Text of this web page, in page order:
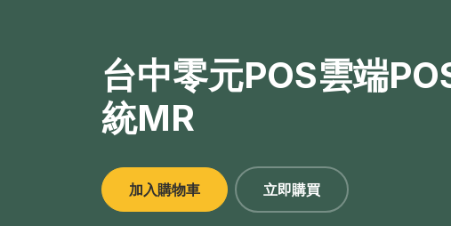
台中零元POS雲端
統MR
加入購物車 立即購買